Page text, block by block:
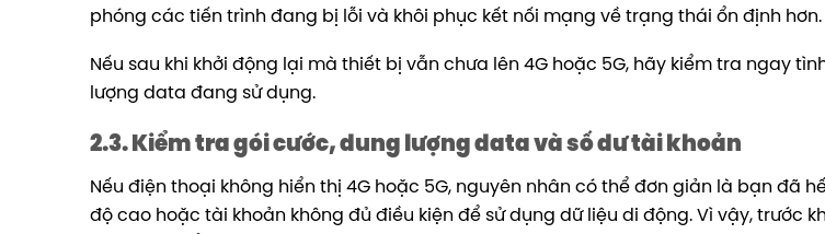
phóng các tiến trình đang bị lỗi và khôi phục kết nối mạng về trạng thái ổn định hơn.
Nếu sau khi khởi động lại mà thiết bị vẫn chưa lên 4G hoặc 5G, hãy kiểm tra ngay
lượng data đang sử dụng.
2.3. Kiểm tra gói cước, dung lượng data và số dư tài khoản
Nếu điện thoại không hiển thị 4G hoặc 5G, nguyên nhân có thể đơn giản là bạn đã
độ cao hoặc tài khoản không đủ điều kiện để sử dụng dữ liệu di động. Vì vậy, trước